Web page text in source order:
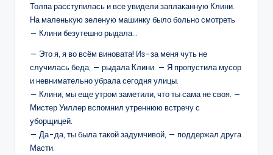
Толпа расступилась и все увидели заплаканную Клини.
На маленькую зеленую машинку было больно смотреть
— Клини безутешно рыдала…
— Это я, я во всём виновата! Из-за меня чуть не
случилась беда, — рыдала Клини. — Я пропустила мусор
и невнимательно убрала сегодня улицы.
— Клини, мы еще утром заметили, что ты сама не своя. —
Мистер Уиллер вспомнил утреннюю встречу с
уборщицей.
— Да-да, ты была такой задумчивой, — поддержал друга
Масти.